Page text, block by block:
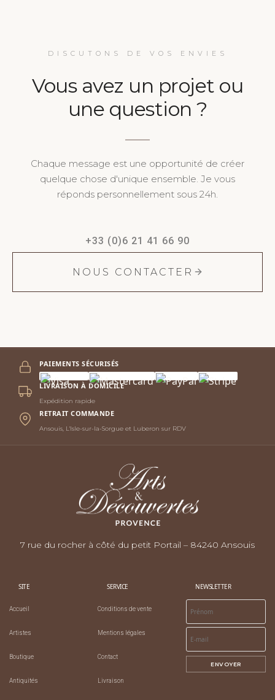
DISCUTONS DE VOS ENVIES
Vous avez un projet ou
une question ?
Chaque message est une opportunité de créer
quelque chose d'unique ensemble. Je vous
réponds personnellement sous 24h.
+33 (0)6 21 41 66 90
NOUS CONTACTER
PAIEMENTS SÉCURISÉS
LIVRAISON À DOMICILE
Expédition rapide
RETRAIT COMMANDE
Ansouis, L'Isle-sur-la-Sorgue et Luberon sur RDV
7 rue du rocher à côté du petit Portail – 84240 Ansouis
SITE
Accueil
Artistes
Boutique
Antiquités
SERVICE
Conditions de vente
Mentions légales
Contact
Livraison
NEWSLETTER
ENVOYER